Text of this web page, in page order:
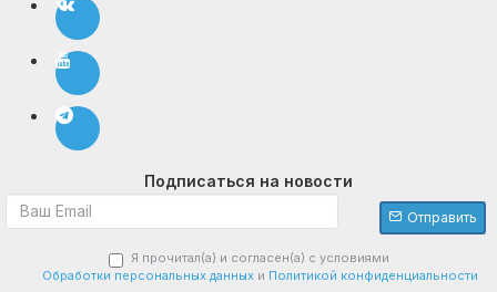
Подписаться на новости
Отправить
Я прочитал(а) и согласен(а) с условиями
Обработки персональных данныхи Политикой конфиденциальности